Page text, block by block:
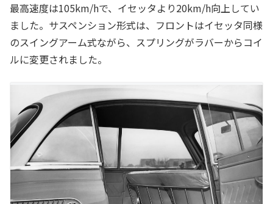
最高速度は105km/hで、イセッタより20km/h向上してい
ました。サスペンション形式は、フロントはイセッタ同様
のスイングアーム式ながら、スプリングがラバーからコイ
ルに変更されました。